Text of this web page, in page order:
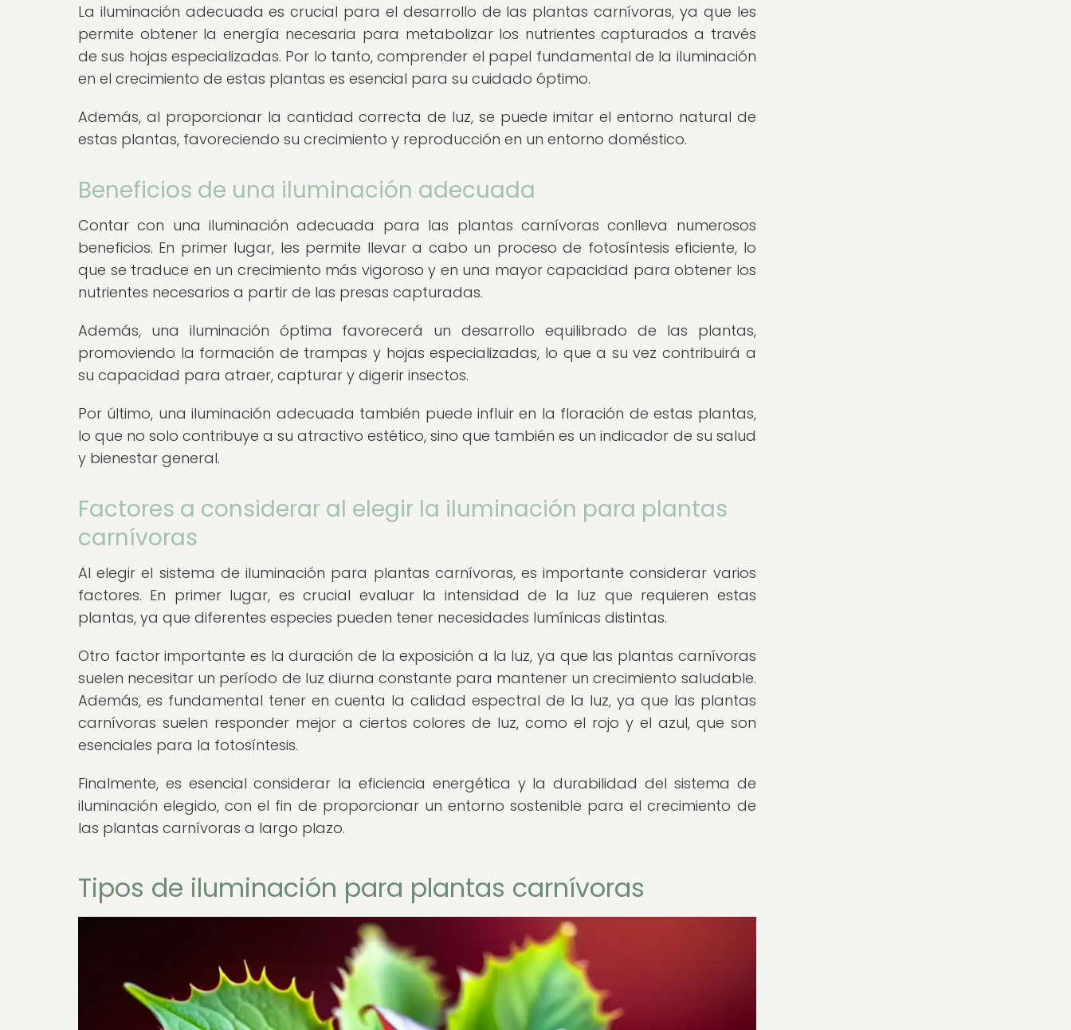
La iluminación adecuada es crucial para el desarrollo de las plantas carnívoras, ya que les
permite obtener la energía necesaria para metabolizar los nutrientes capturados a través
de sus hojas especializadas. Por lo tanto, comprender el papel fundamental de la iluminación
en el crecimiento de estas plantas es esencial para su cuidado óptimo.
Además, al proporcionar la cantidad correcta de luz, se puede imitar el entorno natural de
estas plantas, favoreciendo su crecimiento y reproducción en un entorno doméstico.
Beneficios de una iluminación adecuada
Contar con una iluminación adecuada para las plantas carnívoras conlleva numerosos
beneficios. En primer lugar, les permite llevar a cabo un proceso de fotosíntesis eficiente, lo
que se traduce en un crecimiento más vigoroso y en una mayor capacidad para obtener los
nutrientes necesarios a partir de las presas capturadas.
Además, una iluminación óptima favorecerá un desarrollo equilibrado de las plantas,
promoviendo la formación de trampas y hojas especializadas, lo que a su vez contribuirá a
su capacidad para atraer, capturar y digerir insectos.
Por último, una iluminación adecuada también puede influir en la floración de estas plantas,
lo que no solo contribuye a su atractivo estético, sino que también es un indicador de su salud
y bienestar general.
Factores a considerar al elegir la iluminación para plantas
carnívoras
Al elegir el sistema de iluminación para plantas carnívoras, es importante considerar varios
factores. En primer lugar, es crucial evaluar la intensidad de la luz que requieren estas
plantas, ya que diferentes especies pueden tener necesidades lumínicas distintas.
Otro factor importante es la duración de la exposición a la luz, ya que las plantas carnívoras
suelen necesitar un período de luz diurna constante para mantener un crecimiento saludable.
Además, es fundamental tener en cuenta la calidad espectral de la luz, ya que las plantas
carnívoras suelen responder mejor a ciertos colores de luz, como el rojo y el azul, que son
esenciales para la fotosíntesis.
Finalmente, es esencial considerar la eficiencia energética y la durabilidad del sistema de
iluminación elegido, con el fin de proporcionar un entorno sostenible para el crecimiento de
las plantas carnívoras a largo plazo.
Tipos de iluminación para plantas carnívoras